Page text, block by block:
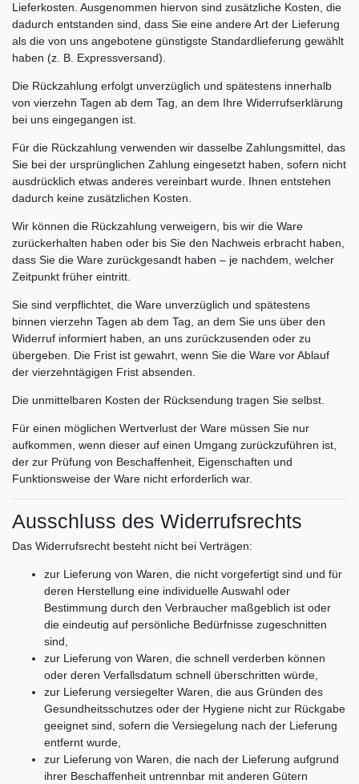
Lieferkosten. Ausgenommen hiervon sind zusätzliche Kosten, die
dadurch entstanden sind, dass Sie eine andere Art der Lieferung
als die von uns angebotene günstigste Standardlieferung gewählt
haben (z. B. Expressversand).
Die Rückzahlung erfolgt unverzüglich und spätestens innerhalb
von vierzehn Tagen ab dem Tag, an dem Ihre Widerrufserklärung
bei uns eingegangen ist.
Für die Rückzahlung verwenden wir dasselbe Zahlungsmittel, das
Sie bei der ursprünglichen Zahlung eingesetzt haben, sofern nicht
ausdrücklich etwas anderes vereinbart wurde. Ihnen entstehen
dadurch keine zusätzlichen Kosten.
Wir können die Rückzahlung verweigern, bis wir die Ware
zurückerhalten haben oder bis Sie den Nachweis erbracht haben,
dass Sie die Ware zurückgesandt haben – je nachdem, welcher
Zeitpunkt früher eintritt.
Sie sind verpflichtet, die Ware unverzüglich und spätestens
binnen vierzehn Tagen ab dem Tag, an dem Sie uns über den
Widerruf informiert haben, an uns zurückzusenden oder zu
übergeben. Die Frist ist gewahrt, wenn Sie die Ware vor Ablauf
der vierzehntägigen Frist absenden.
Die unmittelbaren Kosten der Rücksendung tragen Sie selbst.
Für einen möglichen Wertverlust der Ware müssen Sie nur
aufkommen, wenn dieser auf einen Umgang zurückzuführen ist,
der zur Prüfung von Beschaffenheit, Eigenschaften und
Funktionsweise der Ware nicht erforderlich war.
Ausschluss des Widerrufsrechts
Das Widerrufsrecht besteht nicht bei Verträgen:
zur Lieferung von Waren, die nicht vorgefertigt sind und für
deren Herstellung eine individuelle Auswahl oder
Bestimmung durch den Verbraucher maßgeblich ist oder
die eindeutig auf persönliche Bedürfnisse zugeschnitten
sind,
zur Lieferung von Waren, die schnell verderben können
oder deren Verfallsdatum schnell überschritten würde,
zur Lieferung versiegelter Waren, die aus Gründen des
Gesundheitsschutzes oder der Hygiene nicht zur Rückgabe
geeignet sind, sofern die Versiegelung nach der Lieferung
entfernt wurde,
zur Lieferung von Waren, die nach der Lieferung aufgrund
ihrer Beschaffenheit untrennbar mit anderen Gütern